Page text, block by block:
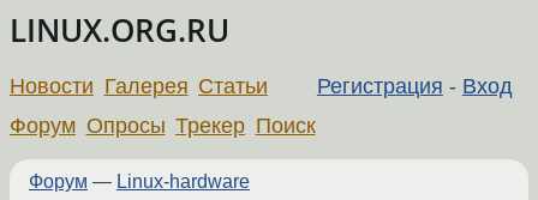
LINUX.ORG.RU
Регистрация - Вход
Новости Галерея Статьи
Форум Опросы Трекер Поиск
Форум — Linux-hardware